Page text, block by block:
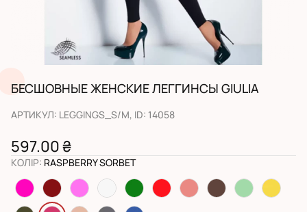
БЕСШОВНЫЕ ЖЕНСКИЕ ЛЕГГИНСЫ GIULIA
АРТИКУЛ: LEGGINGS_S/M, ID: 14058
597.00 ₴
КОЛІР: RASPBERRY SORBET